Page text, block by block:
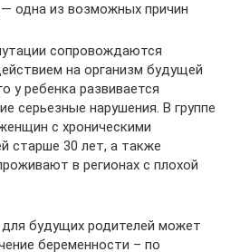
одна из возможных причин
сопровождаются
на организм будущей
у ребенка развивается
серьезные нарушения. В группе
с хроническими
старше 30 лет, а также
в регионах с плохой
будущих родителей может
беременности – по